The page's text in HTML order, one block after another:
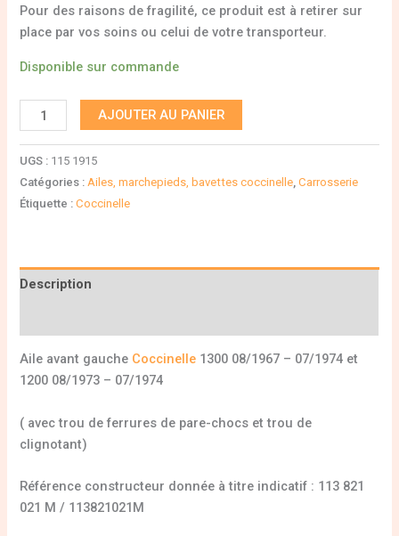
Pour des raisons de fragilité, ce produit est à retirer sur
place par vos soins ou celui de votre transporteur.
Disponible sur commande
AJOUTER AU PANIER
UGS : 115 1915
Catégories :Ailes, marchepieds, bavettes coccinelle,Carrosserie
Étiquette :Coccinelle
Description
Aile avant gauche Coccinelle 1300 08/1967 – 07/1974 et
1200 08/1973 – 07/1974
( avec trou de ferrures de pare-chocs et trou de
clignotant)
Référence constructeur donnée à titre indicatif : 113 821
021 M / 113821021M